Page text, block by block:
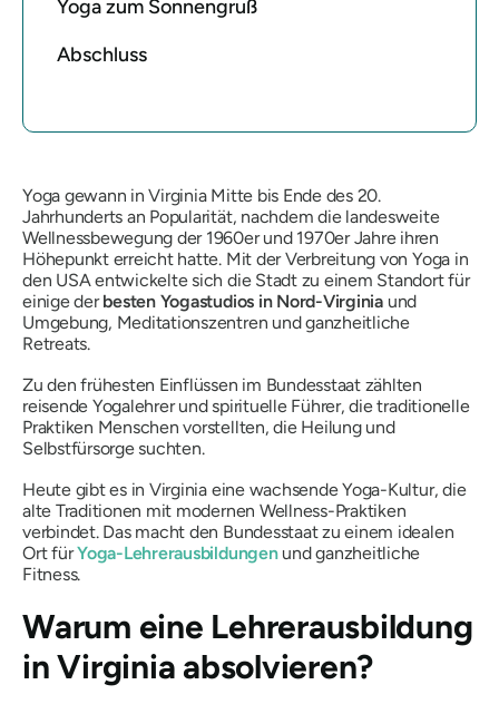
Yoga zum Sonnengruß
Abschluss
Yoga gewann in Virginia Mitte bis Ende des 20.
Jahrhunderts an Popularität, nachdem die landesweite
Wellnessbewegung der 1960er und 1970er Jahre ihren
Höhepunkt erreicht hatte. Mit der Verbreitung von Yoga in
den USA entwickelte sich die Stadt zu einem Standort für
einige derbesten Yogastudios in Nord-Virginiaund
Umgebung, Meditationszentren und ganzheitliche
Retreats.
Zu den frühesten Einflüssen im Bundesstaat zählten
reisende Yogalehrer und spirituelle Führer, die traditionelle
Praktiken Menschen vorstellten, die Heilung und
Selbstfürsorge suchten.
Heute gibt es in Virginia eine wachsende Yoga-Kultur, die
alte Traditionen mit modernen Wellness-Praktiken
verbindet. Das macht den Bundesstaat zu einem idealen
Ort fürYoga-Lehrerausbildungenund ganzheitliche
Fitness.
Warum eine Lehrerausbildung
in Virginia absolvieren?